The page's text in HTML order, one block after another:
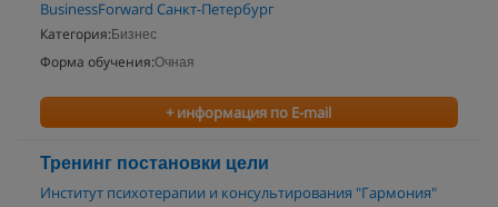
BusinessForward Санкт-Петербург
Категория: Бизнес
Форма обучения:Очная
+ информация по E-mail
Тренинг постановки цели
Институт психотерапии и консультирования "Гармония"